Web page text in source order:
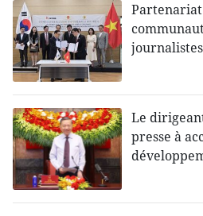
Le
presse à